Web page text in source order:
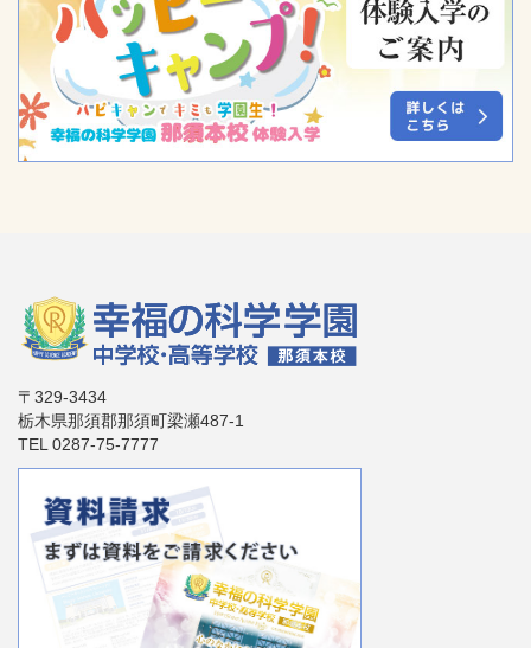
〒329-3434
栃木県那須郡那須町梁瀬487-1
TEL 0287-75-7777